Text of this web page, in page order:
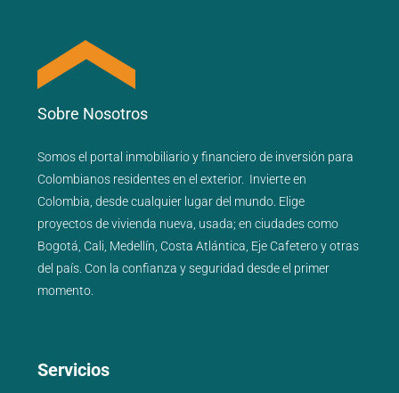
Sobre Nosotros
Somos el portal inmobiliarioyfinancierode inversión para
Colombianos residentes en el exterior. Invierte en
Colombia, desde cualquier lugar del mundo. Elige
proyectos devivienda nueva usada; en ciudades como
Bogotá Cali Medellín Costa Atlántica Eje Cafeteroyotras
del país . Con la confianza y seguridad desde el primer
momento.
Servicios